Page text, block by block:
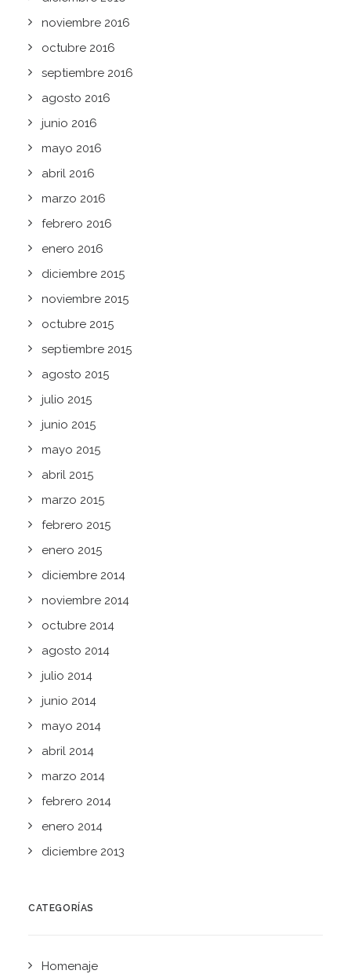
noviembre 2016
octubre 2016
septiembre 2016
agosto 2016
junio 2016
mayo 2016
abril 2016
marzo 2016
febrero 2016
enero 2016
diciembre 2015
noviembre 2015
octubre 2015
septiembre 2015
agosto 2015
julio 2015
junio 2015
mayo 2015
abril 2015
marzo 2015
febrero 2015
enero 2015
diciembre 2014
noviembre 2014
octubre 2014
agosto 2014
julio 2014
junio 2014
mayo 2014
abril 2014
marzo 2014
febrero 2014
enero 2014
diciembre 2013
CATEGORÍAS
Homenaje